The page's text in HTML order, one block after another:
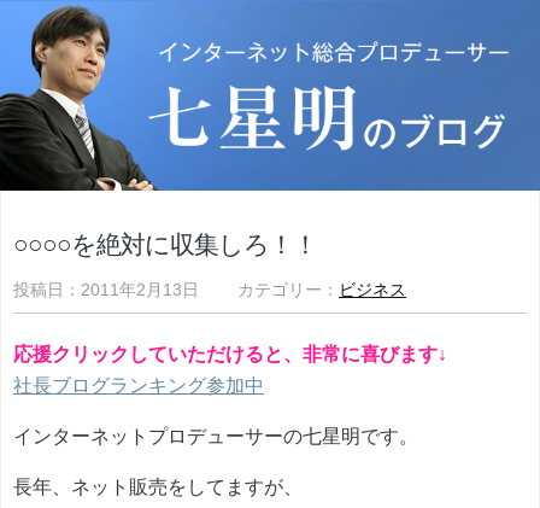
○○○○を絶対に収集しろ！！
投稿日：2011年2月13日 カテゴリー： ビジネス
応援クリックしていただけると、非常に喜びます↓
社長ブログランキング参加中
インターネットプロデューサーの七星明です。
長年、ネット販売をしてますが、